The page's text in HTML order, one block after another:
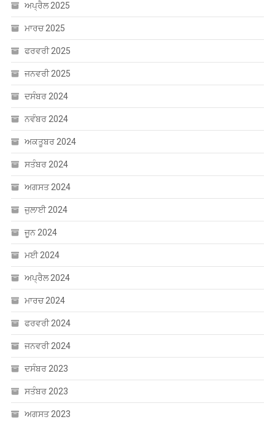
ਅਪ੍ਰੈਲ 2025
ਮਾਰਚ 2025
ਫਰਵਰੀ 2025
ਜਨਵਰੀ 2025
ਦਸੰਬਰ 2024
ਨਵੰਬਰ 2024
ਅਕਤੂਬਰ 2024
ਸਤੰਬਰ 2024
ਅਗਸਤ 2024
ਜੁਲਾਈ 2024
ਜੂਨ 2024
ਮਈ 2024
ਅਪ੍ਰੈਲ 2024
ਮਾਰਚ 2024
ਫਰਵਰੀ 2024
ਜਨਵਰੀ 2024
ਦਸੰਬਰ 2023
ਸਤੰਬਰ 2023
ਅਗਸਤ 2023